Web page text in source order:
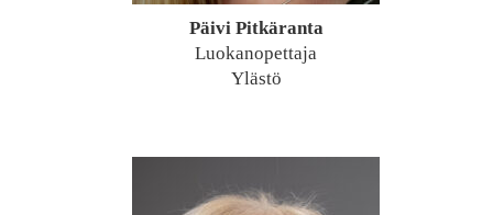
Päivi Pitkäranta
Luokanopettaja
Ylästö